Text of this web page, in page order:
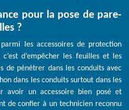
pour la pose de pare-
?
les accessoires de protection
d’empêcher les feuilles et les
de pénétrer dans les conduits avec
dans les conduits surtout dans les
avoir un accessoire bien posé et
de confier à un technicien reconnu